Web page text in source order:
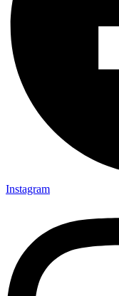
Instagram